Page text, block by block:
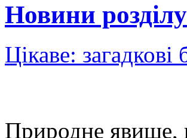
Новини розділу
Цікаве:
Природне явище,